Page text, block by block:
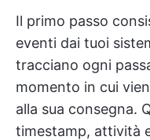
Il primo passo
eventi dai tuoi
tracciano ogni
momento in cui
alla sua consegna.
timestamp, attività